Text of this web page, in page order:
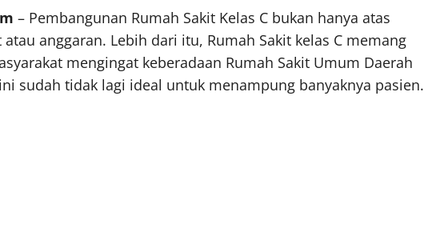
– Pembangunan Rumah Sakit Kelas C bukan hanya atas
anggaran. Lebih dari itu, Rumah Sakit kelas C memang
mengingat keberadaan Rumah Sakit Umum Daerah
sudah tidak lagi ideal untuk menampung banyaknya pasien.